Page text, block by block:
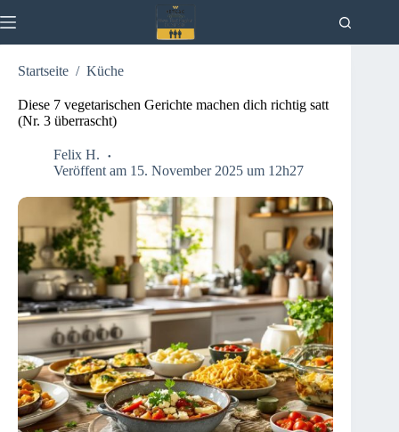
Inhalt
Startseite / Küche
Diese 7 vegetarischen Gerichte machen dich richtig satt
(Nr. 3 überrascht)
Felix H.
Veröffent am 15. November 2025 um 12h27